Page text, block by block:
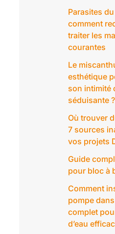
Parasites
comment
traiter les
courantes
Le
esthétique
son intimité
séduisante ?
Où trouver
7 sources
vos projets
Guide
pour bloc à
Comment
pompe
complet
d’eau